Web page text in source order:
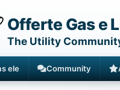
Offerte Gas e
The Utility
ele Community